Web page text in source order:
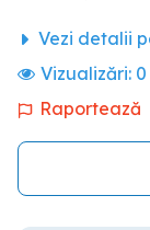
Vezi detalii
Vizualizări: 0
Raportează